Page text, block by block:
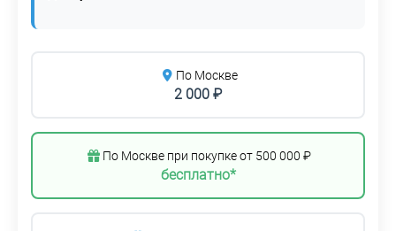
По Москве
2 000 ₽
По Москве при покупке от 500 000 ₽
бесплатно*